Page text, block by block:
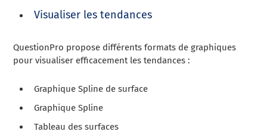
Visualiser les tendances
QuestionPro propose différents formats de graphiques
pour visualiser efficacement les tendances :
Graphique Spline de surface
Graphique Spline
Tableau des surfaces